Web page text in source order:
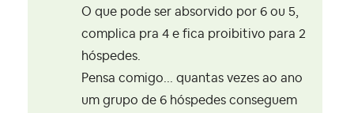
O que pode ser absorvido por 6 ou 5,
complica pra 4 e fica proibitivo para 2
hóspedes.
Pensa comigo... quantas vezes ao ano
um grupo de 6 hóspedes conseguem